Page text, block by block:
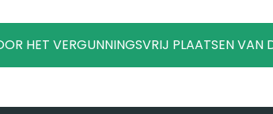
HET VERGUNNINGSVRIJ PLAATSEN VAN